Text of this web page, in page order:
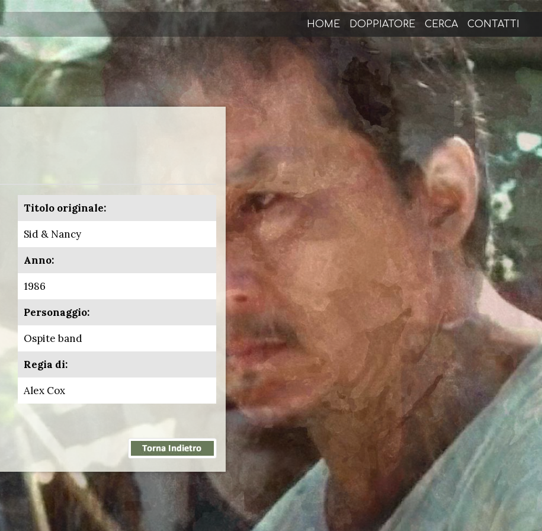
HOME DOPPIATORE CERCA CONTATTI
Titolo originale:
Sid & Nancy
Anno:
1986
Personaggio:
Ospite band
Regia di:
Alex Cox